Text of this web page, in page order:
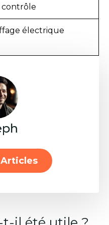
contrôle
électrique
Articles